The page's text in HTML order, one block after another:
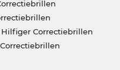
Correctiebrillen